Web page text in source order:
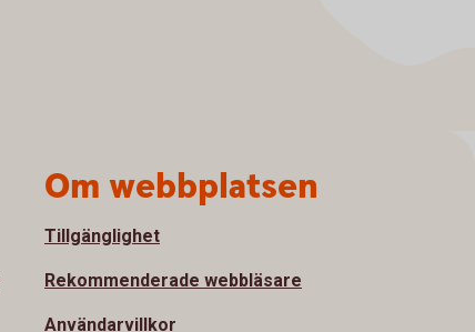
Om webbplatsen
Tillgänglighet
Rekommenderade webbläsare
Användarvillkor